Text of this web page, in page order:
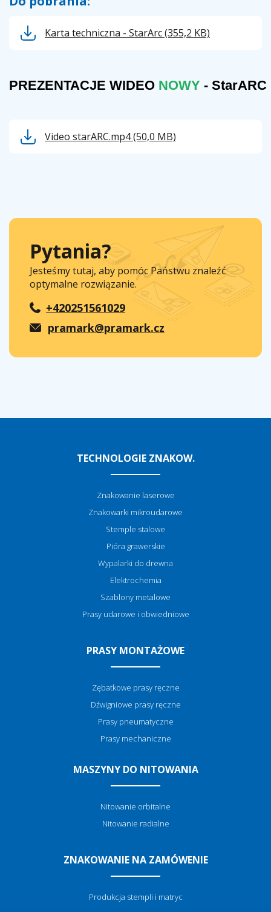
Karta techniczna - StarArc(355,2 KB)
PREZENTACJE WIDEO NOWY - StarARC
Video starARC.mp4(50,0 MB)
Pytania?
Jesteśmy tutaj, aby pomóc Państwu znaleźć
optymalne rozwiązanie.
+420251561029
pramark@pramark.cz
TECHNOLOGIE ZNAKOW.
Znakowanie laserowe
Znakowarki mikroudarowe
Stemple stalowe
Pióra grawerskie
Wypalarki do drewna
Elektrochemia
Szablony metalowe
Prasy udarowe i obwiedniowe
PRASY MONTAŻOWE
Zębatkowe prasy ręczne
Dźwigniowe prasy ręczne
Prasy pneumatyczne
Prasy mechaniczne
MASZYNY DO NITOWANIA
Nitowanie orbitalne
Nitowanie radialne
ZNAKOWANIE NA ZAMÓWENIE
Produkcja stempli i matryc